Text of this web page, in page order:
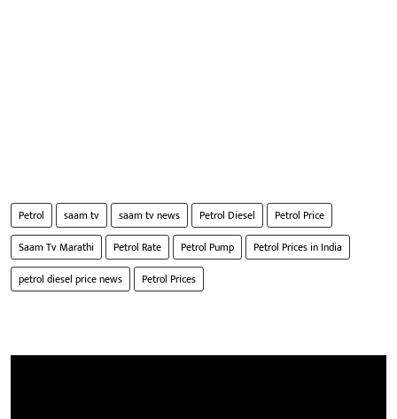
Petrol saam tv saam tv news Petrol Diesel
Petrol Price
Saam Tv Marathi
Petrol Rate Petrol Pump
Petrol Prices in India
petrol diesel price news
Petrol Prices